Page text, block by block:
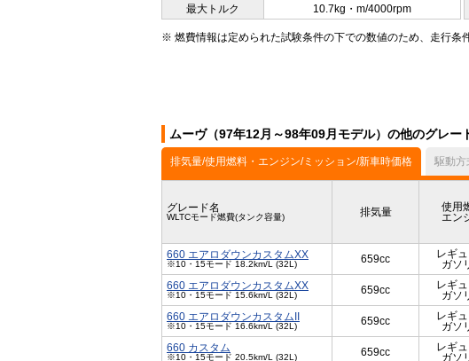
最大トルク
10.7kg・m/4000rpm
※ 燃費情報は定められた試験条件の下での数値のため、走行条
ムーヴ（97年12月～98年09月モデル）の他のグレー
排気量/使用燃料・エンジン/ミッション/新車時価格 駆動方
グレード名
WLTCモード燃費(タンク容量) 排気量
使用
エン
660 エアロダウンカスタムXX
※10・15モード 18.2km/L (32L) 659cc
レギ
ガソ
660 エアロダウンカスタムXX
※10・15モード 15.6km/L (32L) 659cc
レギ
ガソ
660 エアロダウンカスタムII
※10・15モード 16.6km/L (32L) 659cc
レギ
ガソ
660 カスタム
※10・15モード 20.5km/L (32L) 659cc
レギ
ガソ